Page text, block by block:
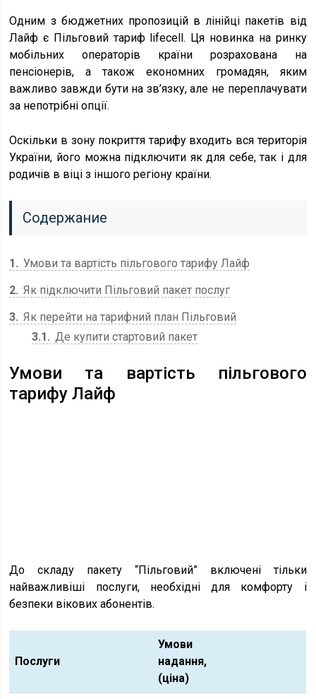
Одним з бюджетних пропозицій в лінійці пакетів від
Лайф є Пільговий тариф lifecell. Ця новинка на ринку
мобільних операторів країни розрахована на
пенсіонерів, а також економних громадян, яким
важливо завжди бути на зв’язку, але не переплачувати
за непотрібні опції.
Оскільки в зону покриття тарифу входить вся територія
України, його можна підключити як для себе, так і для
родичів в віці з іншого регіону країни.
Содержание
1
Умови та вартість пільгового тарифу Лайф
2 Як підключити Пільговий пакет послуг
3 Як перейти на тарифний план Пільговий
3.1
Де купити стартовий пакет
Умови та вартість пільгового
тарифу Лайф
До складу пакету “Пільговий” включені тільки
найважливіші послуги, необхідні для комфорту і
безпеки вікових абонентів.
Послуги
Умови
надання,
(ціна)